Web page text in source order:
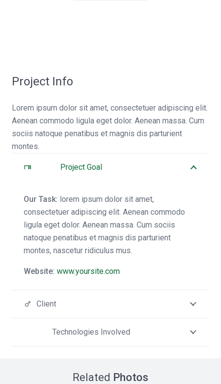
Project Info
Lorem ipsum dolor sit amet, consectetuer adipiscing elit.
Aenean commodo ligula eget dolor. Aenean massa. Cum
sociis natoque penatibus et magnis dis parturient
montes.
desktop Project Goal
Our Task: lorem ipsum dolor sit amet,
consectetuer adipiscing elit. Aenean commodo
ligula eget dolor. Aenean massa. Cum sociis
natoque penatibus et magnis dis parturient
montes, nascetur ridiculus mus.
Website: www.yoursite.com
male Client
Technologies Involved
Related Photos